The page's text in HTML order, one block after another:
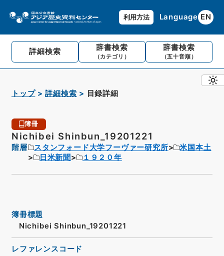
利用方法 Language EN
詳細検索 辞書検索
（カテゴリ）
辞書検索
（五十音順）
トップ 詳細検索 目録詳細
簿冊
Nichibei Shinbun_19201221
階層 スタンフォード大学フーヴァー研究所
米国本土
日米新聞
１９２０年
簿冊標題
Nichibei Shinbun_19201221
レファレンスコード